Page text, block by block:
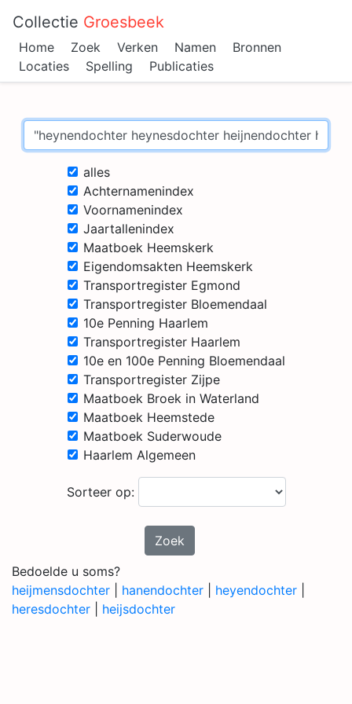
Collectie Groesbeek
Home Zoek Verken Namen
Bronnen
Locaties
Spelling Publicaties
alles
Achternamenindex
Voornamenindex
Jaartallenindex
Maatboek Heemskerk
Eigendomsakten Heemskerk
Transportregister Egmond
Transportregister Bloemendaal
10e Penning Haarlem
Transportregister Haarlem
10e en 100e Penning Bloemendaal
Transportregister Zijpe
Maatboek Broek in Waterland
Maatboek Heemstede
Maatboek Suderwoude
Haarlem Algemeen
Sorteer op:
Zoek
Bedoelde u soms?
heijmensdochter
hanendochter heyendochter
heresdochter
heijsdochter